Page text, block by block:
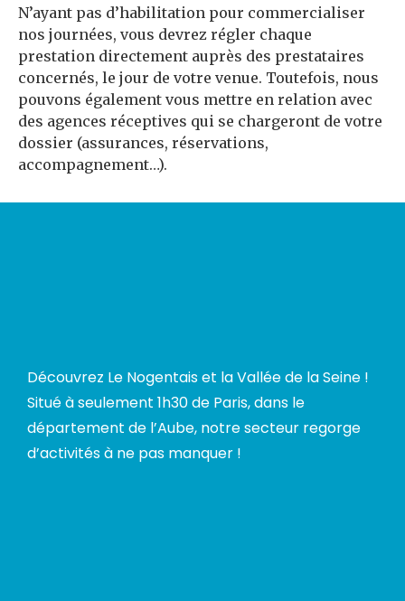
N’ayant pas d’habilitation pour commercialiser
nos journées, vous devrez régler chaque
prestation directement auprès des prestataires
concernés, le jour de votre venue. Toutefois, nous
pouvons également vous mettre en relation avec
des agences réceptives qui se chargeront de votre
dossier (assurances, réservations,
accompagnement…).
Découvrez Le Nogentais et la Vallée de la Seine !
Situé à seulement 1h30 de Paris, dans le
département de l’Aube, notre secteur regorge
d’activités à ne pas manquer !